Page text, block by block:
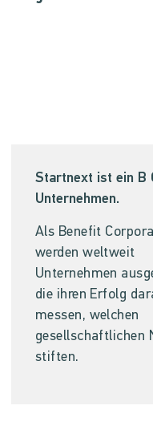
Startnext ist ein B
Unternehmen.
Als Benefit
werden weltweit
Unternehmen
die ihren Erfolg
messen, welchen
gesellschaftlichen
stiften.